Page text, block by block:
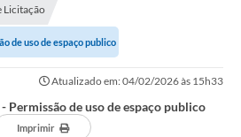
Licitação
de uso de espaço publico
Atualizado em: 04/02/2026 às 15h33
Permissão de uso de espaço publico
Imprimir